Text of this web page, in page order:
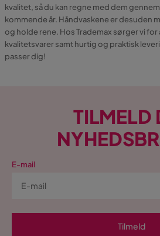
kvalitet, så du kan regne med dem
kommende år. Håndvaskene er desuden
og holde rene. Hos Trademax sørger vi
kvalitetsvarer samt hurtig og praktisk
passer dig!
TILMELD
E-mail
Tilmeld